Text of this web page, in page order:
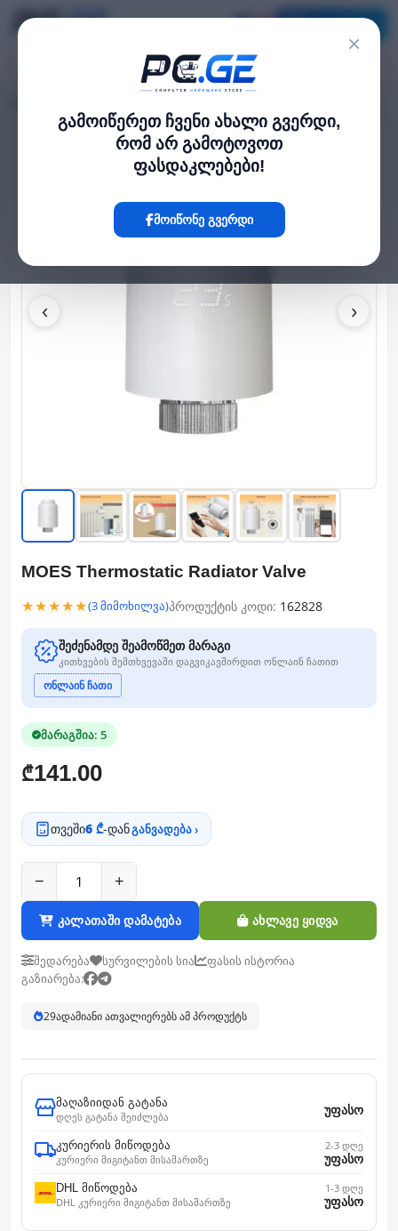
×
გამოიწერეთ ჩვენი ახალი გვერდი,
რომ არ გამოტოვოთ
ფასდაკლებები!
მოიწონე გვერდი
‹ ›
MOES Thermostatic Radiator Valve
★★★★★(3 მიმოხილვა)პროდუქტის კოდი: 162828
შეძენამდე შეამოწმეთ მარაგი
კითხვების შემთხვევაში დაგვიკავშირდით ონლაინ ჩათით
ონლაინ ჩათი
მარაგშია: 5
₾141.00
თვეში6 ₾-დანგანვადება ›
− +
კალათაში დამატება ახლავე ყიდვა
შედარება სურვილების სია
ფასის ისტორია
გაზიარება:
29ადამიანი ათვალიერებს ამ პროდუქტს
მაღაზიიდან გატანა
დღეს გატანა შეიძლება
უფასო
კურიერის მიწოდება
კურიერი მიგიტანთ მისამართზე
2-3 დღე
უფასო
DHL მიწოდება
DHL კურიერი მიგიტანთ მისამართზე
1-3 დღე
უფასო